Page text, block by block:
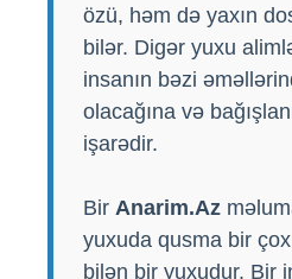
özü, həm də yaxın
bilər. Digər yuxu
insanın bəzi
olacağına və
işarədir.
Bir Anarim.Az
yuxuda qusma bir
bilən bir yuxudur. Bir